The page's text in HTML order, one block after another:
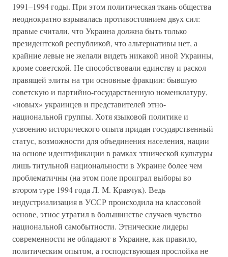
1991–1994 годы. При этом политическая ткань общества
неоднократно взрывалась противостоянием двух сил:
правые считали, что Украина должна быть только
президентской республикой, что альтернативы нет, а
крайние левые не желали видеть никакой иной Украины,
кроме советской. Не способствовали единству и раскол
правящей элиты на три основные фракции: бывшую
советскую и партийно-государственную номенклатуру,
«новых» украинцев и представителей этно-
национальной группы. Хотя языковой политике и
усвоению исторического опыта придан государственный
статус, возможности для объединения населения, нации
на основе идентификации в рамках этнической культуры
лишь титульной национальности в Украине более чем
проблематичны (на этом поле проиграл выборы во
втором туре 1994 года Л. М. Кравчук). Ведь
индустриализация в УССР происходила на классовой
основе, этнос утратил в большинстве случаев чувство
национальной самобытности. Этнические лидеры
современности не обладают в Украине, как правило,
политическим опытом, а господствующая прослойка не